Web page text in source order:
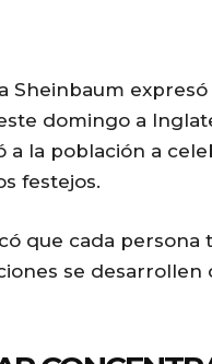
Sheinbaum
domingo a
a la población a
festejos.
que cada
se